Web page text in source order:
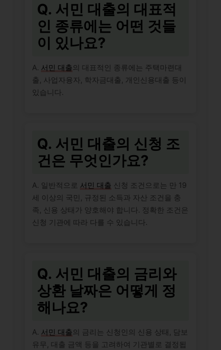
Q. 서민 대출의 대표적
인 종류에는 어떤 것들
이 있나요?
A. 서민 대출의 대표적인 종류에는 주택마련대
출, 사업자융자, 학자금대출, 개인신용대출 등이
있습니다.
Q. 서민 대출의 신청 조
건은 무엇인가요?
A. 일반적으로 서민 대출 신청 조건으로는 만 19
세 이상의 국민, 규정된 소득과 자산 조건을 충
족, 신용 상태가 양호해야 합니다. 정확한 조건은
신청 기관에 따라 다를 수 있습니다.
Q. 서민 대출의 금리와
상환 날짜은 어떻게 정
해나요?
A. 서민 대출의 금리는 신청인의 신용 상태, 담보
유무, 대출 금액 등을 고려하여 기관별로 결정됩